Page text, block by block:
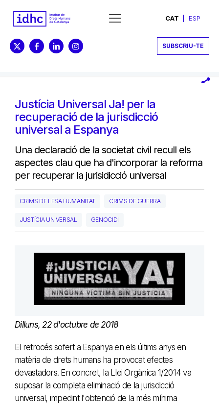
CAT ESP
SUBSCRIU-TE
Justícia Universal Ja! per la
recuperació de la jurisdicció
universal a Espanya
Una declaració de la societat civil recull els
aspectes clau que ha d'incorporar la reforma
per recuperar la jurisidicció universal
CRIMS DE LESA HUMANITAT CRIMS DE GUERRA
JUSTÍCIA UNIVERSAL GENOCIDI
Dilluns, 22 d'octubre de 2018
El retrocés sofert a Espanya en els últims anys en
matèria de drets humans ha provocat efectes
devastadors. En concret, la Llei Orgànica 1/2014 va
suposar la completa eliminació de la jurisdicció
universal, impedint l'obtenció de la més mínima